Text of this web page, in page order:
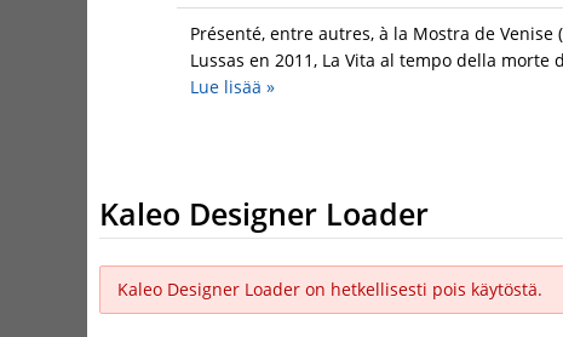
Présenté, entre autres, à la Mostra de
Lussas en 2011, La Vita al tempo della morte
Lue lisää »
Kaleo Designer Loader
Kaleo Designer Loader on hetkellisesti pois käytöstä.